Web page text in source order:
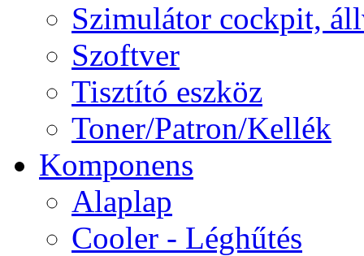
Szimulátor cockpit,
Szoftver
Tisztító eszköz
Toner/Patron/Kellék
Komponens
Alaplap
Cooler - Léghűtés